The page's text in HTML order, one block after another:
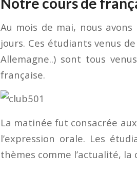
Au mois de mai, nous
jours. Ces étudiants venus
Allemagne..) sont tous
française.
La matinée fut consacrée aux
l’expression orale. Les
thèmes comme l’actualité,